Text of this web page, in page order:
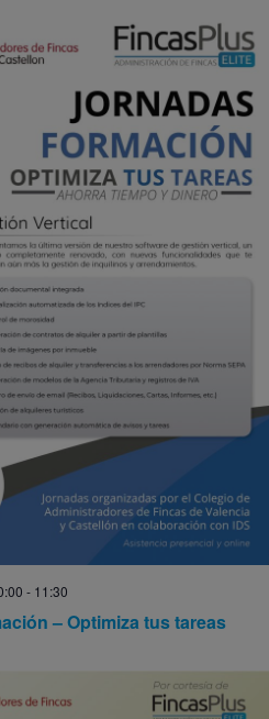
- 11:30
– Optimiza tus tareas